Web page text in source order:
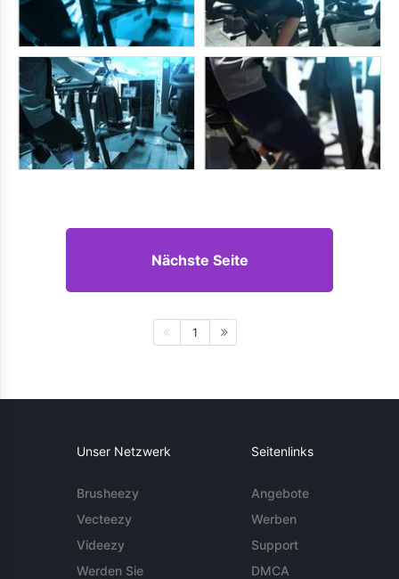
Nächste Seite
1
Unser Netzwerk
Brusheezy
Vecteezy
Videezy
Werden Sie
Seitenlinks
Angebote
Werben
Support
DMCA